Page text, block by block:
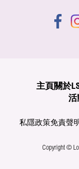
主頁 關於
活
私隱政策免責聲
Copyright ©